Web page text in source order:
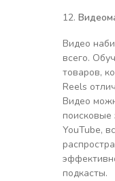
Видео
всего.
товаров,
Reels
Видео
YouTube,
подкасты.